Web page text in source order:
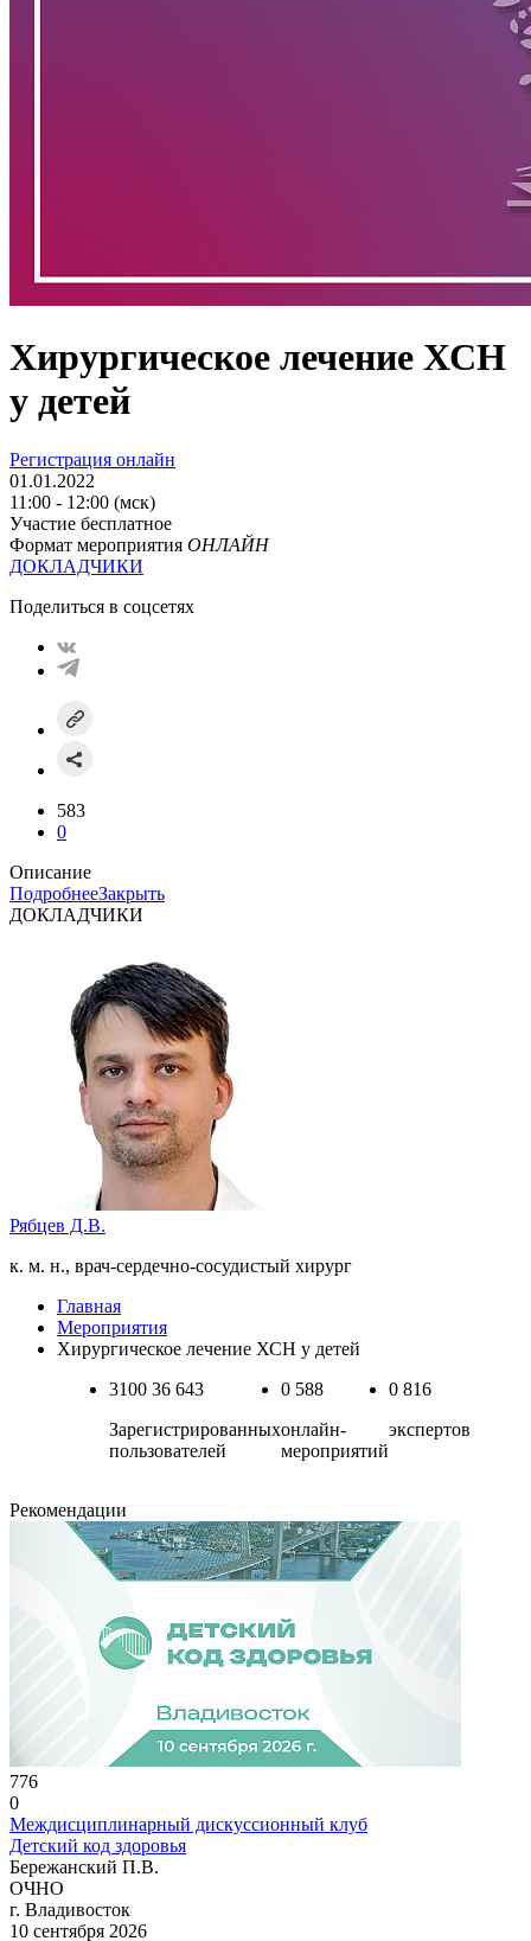
Хирургическое лечение ХСН
у детей
Регистрация онлайн
01.01.2022
11:00 - 12:00 (мск)
Участие бесплатное
Формат мероприятия ОНЛАЙН
ДОКЛАДЧИКИ
Поделиться в соцсетях
583
0
Описание
ПодробнееЗакрыть
ДОКЛАДЧИКИ
Рябцев Д.В.
к. м. н., врач-сердечно-сосудистый хирург
Главная
Мероприятия
Хирургическое лечение ХСН у детей
3100 36 643
Зарегистрированных
пользователей
0 588
онлайн-
мероприятий
0 816
экспертов
Рекомендации
776
0
Междисциплинарный дискуссионный клуб
Детский код здоровья
Бережанский П.В.
ОЧНО
г. Владивосток
10 сентября 2026